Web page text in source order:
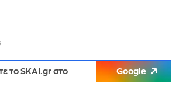
το SKAI.gr στο Google